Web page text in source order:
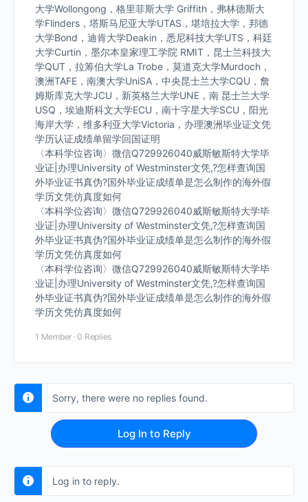
大学Wollongong，格里菲斯大学 Griffith，弗林德斯大
学Flinders，塔斯马尼亚大学UTAS，堪培拉大学，邦德
大学Bond，迪肯大学Deakin，悉尼科技大学UTS，科廷
大学Curtin，墨尔本皇家理工学院 RMIT，昆士兰科技大
学QUT，拉筹伯大学La Trobe，莫道克大学Murdoch，
澳洲TAFE，南澳大学UniSA，中央昆士兰大学CQU，詹
姆斯库克大学JCU，新英格兰大学UNE，南 昆士兰大学
USQ，埃迪斯科文大学ECU，南十字星大学SCU，阳光
海岸大学，维多利亚大学Victoria，办理澳洲毕业证文凭
学历认证成绩单留学回国证明
〈本科学位咨询〉微信Q729926040威斯敏斯特大学毕
业证|办理University of Westminster文凭,?怎样查询国
外毕业证书真伪?国外毕业证成绩单是怎么制作的海外假
学历文凭仿真度如何
〈本科学位咨询〉微信Q729926040威斯敏斯特大学毕
业证|办理University of Westminster文凭,?怎样查询国
外毕业证书真伪?国外毕业证成绩单是怎么制作的海外假
学历文凭仿真度如何
〈本科学位咨询〉微信Q729926040威斯敏斯特大学毕
业证|办理University of Westminster文凭,?怎样查询国
外毕业证书真伪?国外毕业证成绩单是怎么制作的海外假
学历文凭仿真度如何
1 Member · 0 Replies
Sorry, there were no replies found.
Log In to Reply
Log in to reply.